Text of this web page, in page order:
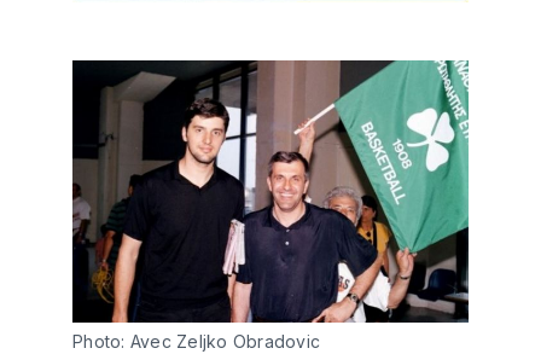
Photo: Avec Zeljko Obradovic